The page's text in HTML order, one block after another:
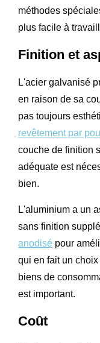
méthodes
plus facile à
Finition et
L'acier galvanisé
en raison de sa
pas toujours
revêtement par
couche de finition
adéquate est
bien.
L'aluminium a un
sans finition
anodisé pour
qui en fait un
biens de
est important.
Coût